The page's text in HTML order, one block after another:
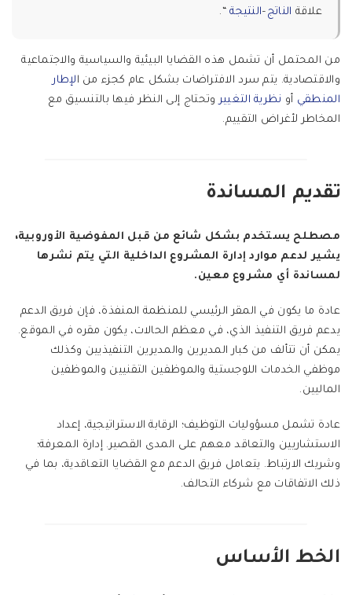
علاقة الناتج –النتيجة“.
من المحتمل أن تشمل هذه القضايا البيئية والسياسية والاجتماعية
والاقتصادية. يتم سرد الافتراضات بشكل عام كجزء من ا لإطار
المنطقي أو نظرية التغييروتحتاج إلى النظر فيها بالتنسيق مع
المخاطر لأغراض التقييم.
تقديم المساندة
مصطلح يستخدم بشكل شائع من قبل المفوضية الأوروبية،
يشير لدعم موارد إدارة المشروع الداخلية التي يتم نشرها
لمساندة أي مشروع معين.
عادة ما يكون في المقر الرئيسي للمنظمة المنفذة، فإن فريق الدعم
يدعم فريق التنفيذ الذي، في معظم الحالات، يكون مقره في الموقع.
يمكن أن تتألف من كبار المديرين والمديرين التنفيذيين وكذلك
موظفي الخدمات اللوجستية والموظفين التقنيين والموظفين
الماليين.
عادة تشمل مسؤوليات التوظيف؛ الرقابة الاستراتيجية، إعداد
الاستشاريين والتعاقد معهم على المدى القصير. إدارة المعرفة؛
وشريك الارتباط. يتعامل فريق الدعم مع القضايا التعاقدية، بما في
ذلك الاتفاقات مع شركاء التحالف.
الخط الأساس